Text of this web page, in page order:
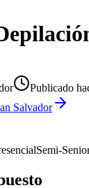
Publicado
Salvador
Semi-